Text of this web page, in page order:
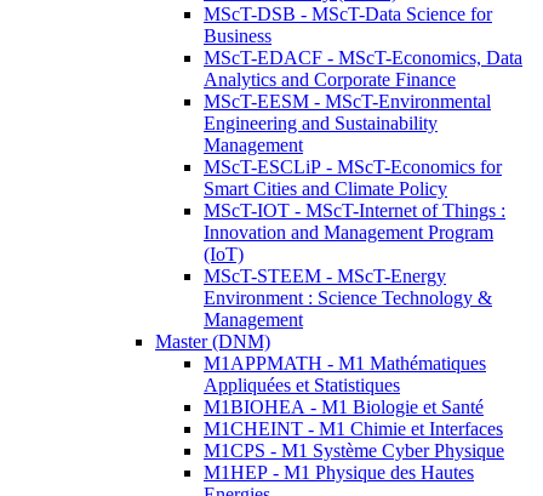
MScT-DSB - MScT-Data Science for
Business
MScT-EDACF - MScT-Economics, Data
Analytics and Corporate Finance
MScT-EESM - MScT-Environmental
Engineering and Sustainability
Management
MScT-ESCLiP - MScT-Economics for
Smart Cities and Climate Policy
MScT-IOT - MScT-Internet of Things :
Innovation and Management Program
(IoT)
MScT-STEEM - MScT-Energy
Environment : Science Technology &
Management
Master (DNM)
M1APPMATH - M1 Mathématiques
Appliquées et Statistiques
M1BIOHEA - M1 Biologie et Santé
M1CHEINT - M1 Chimie et Interfaces
M1CPS - M1 Système Cyber Physique
M1HEP - M1 Physique des Hautes